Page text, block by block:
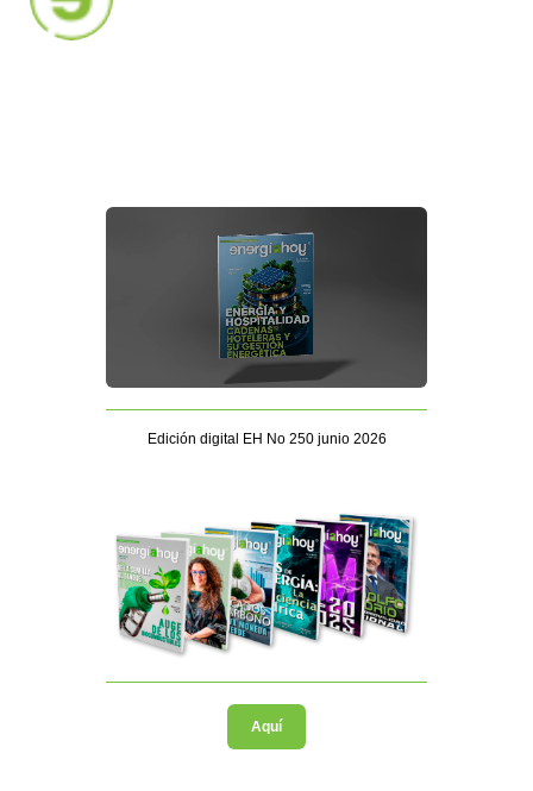
Edición digital EH No 250 junio 2026
Aquí